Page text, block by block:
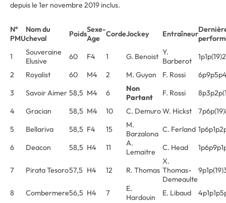
depuis le 1er novembre 2019 inclus.
N°
PMU
Nom du
cheval
PoidsSexe-
Age
CordeJockey Entraîneur
1
Souveraine
Elusive
60 F4 1 G. Benoist Y.
Barberot
2
Royalist 60 M4 2 M. Guyon F. Rossi
3
Savoir Aimer 58,5 M4 6
Non
Partant
F. Rossi
4
Gracian 58,5 M4 10 C. DemuroW. Hickst
5
Bellariva 58,5 F4 15
M.
Barzalona C. Ferland
6
Deacon 58,5 H4 11
A.
Lemaitre
C. Head
7 Pirata Tesoro57,5 H4 12 R. Thomas
X.
Thomas-
Demeaulte
8 Combermere56,5 H4 7
E.
Hardouin
E. Libaud